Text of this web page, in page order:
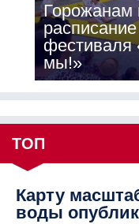
Горожанам
мы!»
ТОП
Карту
воды